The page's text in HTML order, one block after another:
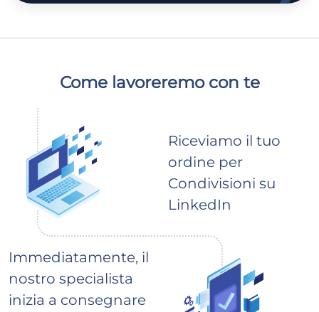
Come lavoreremo con te
Riceviamo il tuo
ordine per
Condivisioni su
LinkedIn
Immediatamente, il
nostro specialista
inizia a consegnare